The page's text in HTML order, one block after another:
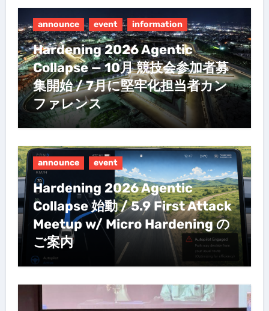
announce event information
Hardening 2026 Agentic
Collapse — 10月 競技会参加者募
集開始 / 7月に堅牢化担当者カン
ファレンス
announce event
Hardening 2026 Agentic
Collapse 始動 / 5.9 First Attack
Meetup w/ Micro Hardening の
ご案内